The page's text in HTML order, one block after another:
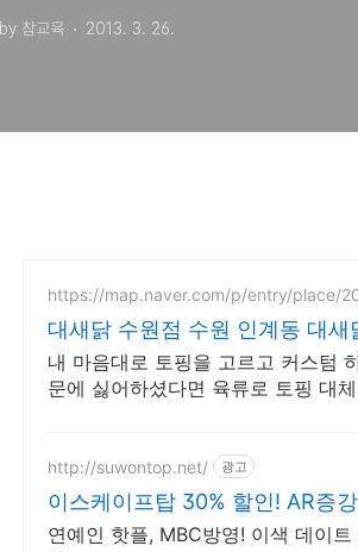
by 참교육 2013. 3. 26.
https://map.naver.com/p/entry/place/
대새닭 수원점 수원 인계동 대새
내 마음대로 토핑을 고르고 커스텀
문에 싫어하셨다면 육류로 토핑 대
http://suwontop.net/ 광고
이스케이프탑 30% 할인! AR증
연예인 핫플, MBC방영! 이색 데이